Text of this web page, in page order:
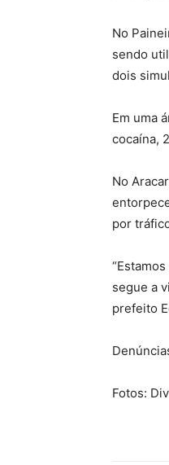
No
sendo
dois
Em uma
cocaína,
No
por
segue a
prefeito
Fotos: